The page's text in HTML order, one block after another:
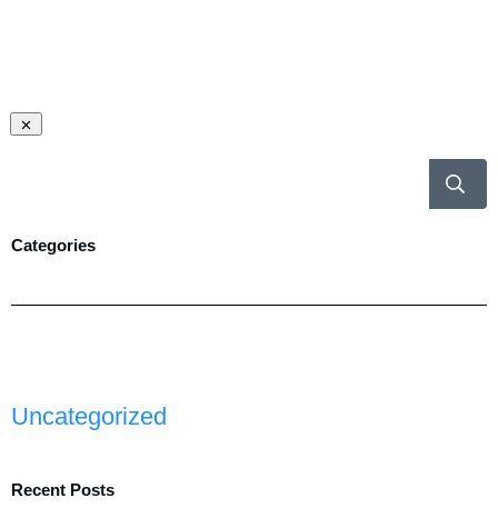
Categories
Uncategorized
Recent Posts